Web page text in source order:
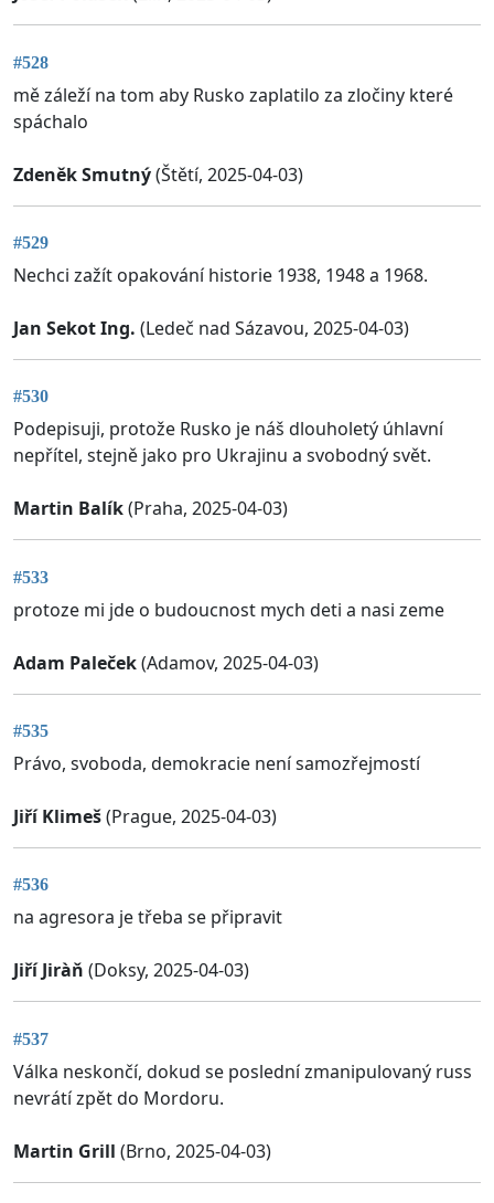
#528
mě záleží na tom aby Rusko zaplatilo za zločiny které
spáchalo
Zdeněk Smutný(Štětí, 2025-04-03)
#529
Nechci zažít opakování historie 1938, 1948 a 1968.
Jan Sekot Ing. (Ledeč nad Sázavou, 2025-04-03)
#530
Podepisuji, protože Rusko je náš dlouholetý úhlavní
nepřítel, stejně jako pro Ukrajinu a svobodný svět.
Martin Balík(Praha, 2025-04-03)
#533
protoze mi jde o budoucnost mych deti a nasi zeme
Adam Paleček(Adamov, 2025-04-03)
#535
Právo, svoboda, demokracie není samozřejmostí
Jiří Klimeš(Prague, 2025-04-03)
#536
na agresora je třeba se připravit
Jiří Jiràň (Doksy, 2025-04-03)
#537
Válka neskončí, dokud se poslední zmanipulovaný russ
nevrátí zpět do Mordoru.
Martin Grill (Brno, 2025-04-03)